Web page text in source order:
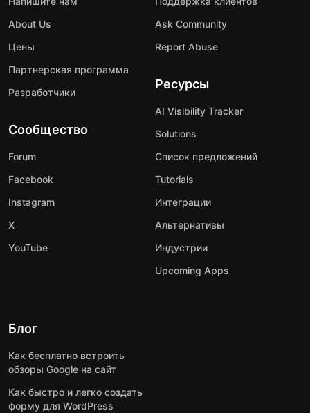
About Us
Цены
Партнерская программа
Разработчики
Сообщество
Forum
Facebook
Instagram
X
YouTube
Ask Community
Report Abuse
Ресурсы
AI Visibility Tracker
Solutions
Список предложений
Tutorials
Интеграции
Альтернативы
Индустрии
Upcoming Apps
Блог
Как бесплатно встроить
обзоры Google на сайт
Как быстро и легко создать
форму для WordPress